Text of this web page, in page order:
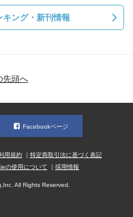
ング・新刊情報
先頭へ
Facebookページ
用規約
特定商取引法に基づく表記
の使用について 採用情報
All Rights Reserved.